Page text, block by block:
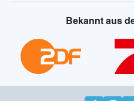
Bekannt aus